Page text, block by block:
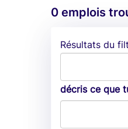
0 emplois
Résultats du
décris ce que